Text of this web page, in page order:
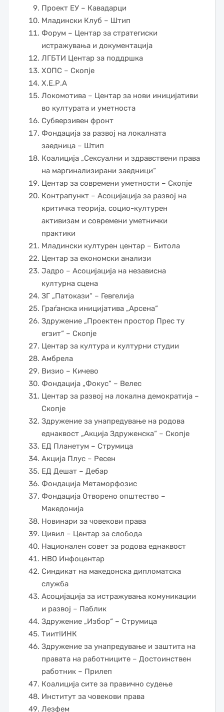
Проект ЕУ – Кавадарци
Младински Клуб – Штип
Форум – Центар за стратегиски
истражувања и документација
ЛГБТИ Центар за поддршка
ХОПС – Скопје
Х.Е.Р.А
Локомотива – Центар за нови иницијативи
во културата и уметноста
Субверзивен фронт
Фондација за развој на локалната
заедница – Штип
Коалиција „Сексуални и здравствени права
на маргинализирани заедници“
Центар за современи уметности – Скопје
Контрапункт – Асоцијација за развој на
критичка теорија, социо-културен
активизам и современи уметнички
практики
Младински културен центар – Битола
Центар за економски анализи
Јадро – Асоцијација на независна
културна сцена
ЗГ „Патокази“ – Гевгелија
Граѓанска иницијатива „Арсена“
Здружение „Проектен простор Прес ту
егзит“ – Скопје
Центар за култура и културни студии
Амбрела
Визио – Кичево
Фондација „Фокус“ – Велес
Центар за развој на локална демократија –
Скопје
Здружение за унапредување на родова
еднаквост „Акција Здруженска“ – Скопје
ЕД Планетум – Струмица
Акција Плус – Ресен
ЕД Дешат – Дебар
Фондација Метаморфозис
Фондација Отворено општество –
Македонија
Новинари за човекови права
Цивил – Центар за слобода
Национален совет за родова еднаквост
НВО Инфоцентар
Синдикат на македонска дипломатска
служба
Асоцијација за истражувања комуникации
и развој – Паблик
Здружение „Избор“ – Струмица
Тиит!ИНК
Здружение за унапредување и заштита на
правата на работниците – Достоинствен
работник – Прилеп
Коалиција сите за правично судење
Институт за човекови права
Лезфем